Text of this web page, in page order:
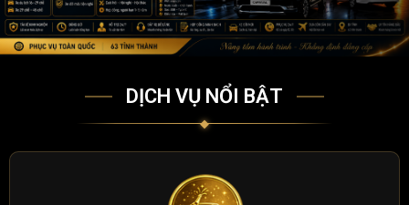
DỊCH VỤ NỔI BẬT